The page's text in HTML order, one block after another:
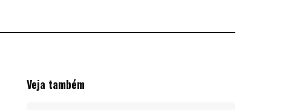
Veja também